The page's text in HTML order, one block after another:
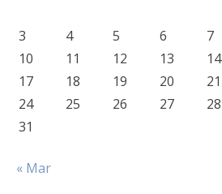
3
4 5 6 7
10
11 12 13 14
17
18 19 20 21
24
25 26 27 28
31
« Mar